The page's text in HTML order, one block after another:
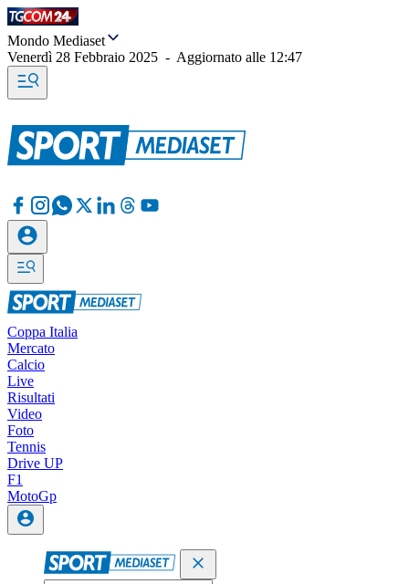
Mondo Mediaset
Venerdì 28 Febbraio 2025 - Aggiornato alle 12:47
Coppa Italia
Mercato
Calcio
Live
Risultati
Video
Foto
Tennis
Drive UP
F1
MotoGp